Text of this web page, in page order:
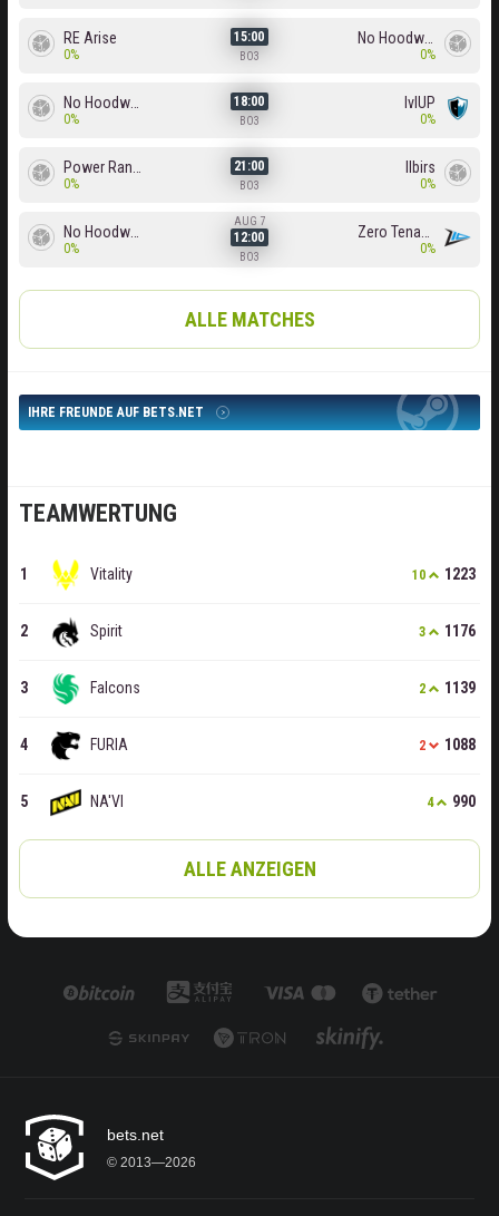
RE Arise
0%
15:00
BO3 0%
0%
18:00
BO3
lvlUP
0%
0%
21:00
BO3
Ilbirs
0%
0%
AUG 7
12:00
BO3
0%
ALLE MATCHES
IHRE FREUNDE AUF BETS.NET
TEAMWERTUNG
Vitality 10 1223
Spirit 3 1176
Falcons 2 1139
FURIA 2 1088
NA'VI 4 990
ALLE ANZEIGEN
bets.net
© 2013—2026